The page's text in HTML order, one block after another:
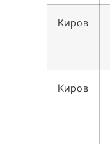
Киров
Киров